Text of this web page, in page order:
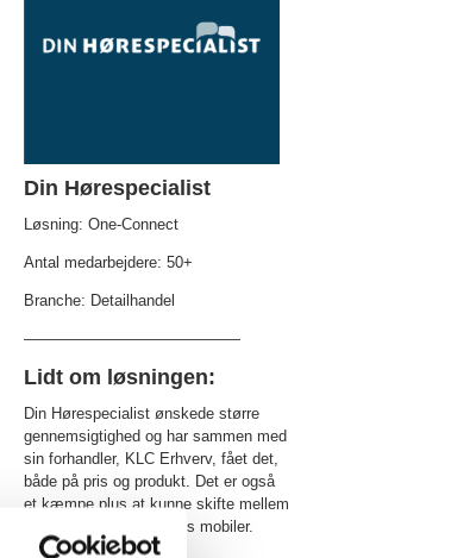
Din Hørespecialist
Løsning: One-Connect
Antal medarbejdere: 50+
Branche: Detailhandel
——————————————
Lidt om løsningen:
Din Hørespecialist ønskede større
gennemsigtighed og har sammen med
sin forhandler, KLC Erhverv, fået det,
både på pris og produkt. Det er også
et kæmpe plus at kunne skifte mellem
TDC og Telenor på deres mobiler.